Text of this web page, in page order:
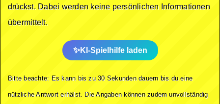
drückst. Dabei werden keine persönlichen Informationen
übermittelt.
KI-Spielhilfe laden
Bitte beachte: Es kann bis zu 30 Sekunden dauern bis du eine
nützliche Antwort erhälst. Die Angaben können zudem unvollständig